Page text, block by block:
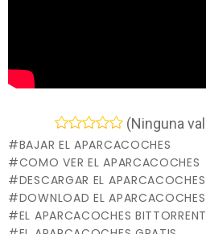
(Ninguna
BAJAR EL APARCACOCHES
COMO VER EL APARCACOCHES
DESCARGAR EL APARCACOCHES
DOWNLOAD EL APARCACOCHES
EL APARCACOCHES BITTORRENT